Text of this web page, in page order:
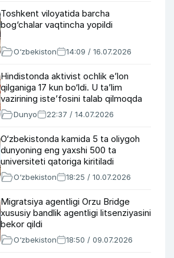
Toshkent viloyatida barcha
bog‘chalar vaqtincha yopildi
O‘zbekiston 14:09 / 16.07.2026
Hindistonda aktivist ochlik e’lon
qilganiga 17 kun bo‘ldi. U ta’lim
vazirining iste’fosini talab qilmoqda
Dunyo 22:37 / 14.07.2026
O‘zbekistonda kamida 5 ta oliygoh
dunyoning eng yaxshi 500 ta
universiteti qatoriga kiritiladi
O‘zbekiston 18:25 / 10.07.2026
Migratsiya agentligi Orzu Bridge
xususiy bandlik agentligi litsenziyasini
bekor qildi
O‘zbekiston 18:50 / 09.07.2026